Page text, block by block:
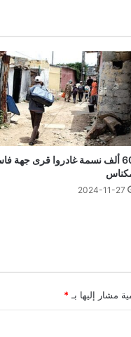
60 ألف نسمة غادروا قرى جهة
2024-11-27
مشار إليها بـ *